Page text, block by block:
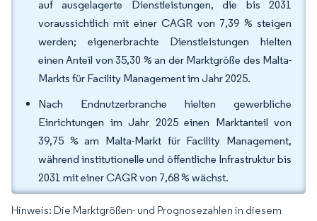
auf ausgelagerte Dienstleistungen, die bis 2031
voraussichtlich mit einer CAGR von 7,39 % steigen
werden; eigenerbrachte Dienstleistungen hielten
einen Anteil von 35,30 % an der Marktgröße des Malta-
Markts für Facility Management im Jahr 2025.
Nach Endnutzerbranche hielten gewerbliche
Einrichtungen im Jahr 2025 einen Marktanteil von
39,75 % am Malta-Markt für Facility Management,
während institutionelle und öffentliche Infrastruktur bis
2031 mit einer CAGR von 7,68 % wächst.
Hinweis: Die Marktgrößen- und Prognosezahlen in diesem